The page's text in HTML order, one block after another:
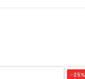
-25%